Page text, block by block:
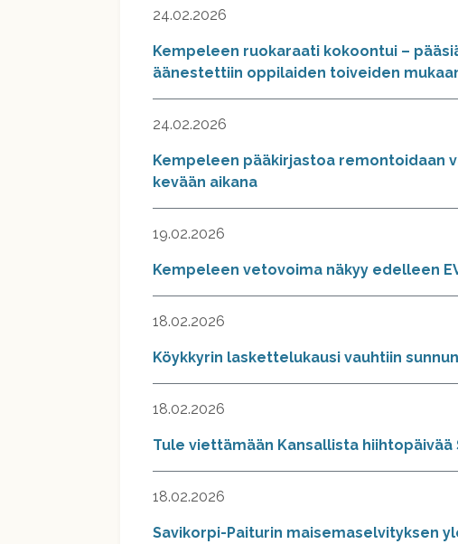
24.02.2026
Kempeleen ruokaraati kokoontui –
äänestettiin oppilaiden toiveiden
24.02.2026
Kempeleen pääkirjastoa remontoidaan
kevään aikana
19.02.2026
Kempeleen vetovoima näkyy edelleen
18.02.2026
Köykkyrin laskettelukausi vauhtiin
18.02.2026
Tule viettämään Kansallista hiihtopäivää
18.02.2026
Savikorpi-Paiturin maisemaselvityksen